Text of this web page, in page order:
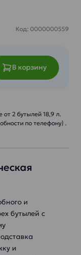
Код: 0000000559
В корзину
2 бутылей 18,9 л.
по телефону) .
и
бутылей с
и